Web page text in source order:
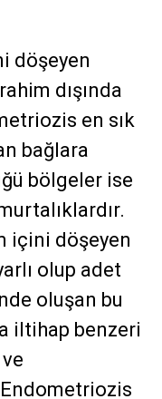
döşeyen
dışında
en sık
bağlara
bölgeler ise
içini döşeyen
olup adet
oluşan bu
iltihap benzeri
Endometriozis